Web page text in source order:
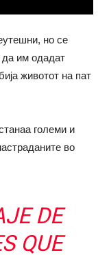
но се
да им одадат
животот на пат
големи и
во
DE
QUE